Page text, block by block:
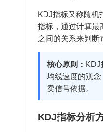
KDJ指标又称随机
指标，通过计算最
之间的关系来判断
核心原则： KDJ
均线速度的观
卖信号依据。
KDJ指标分析